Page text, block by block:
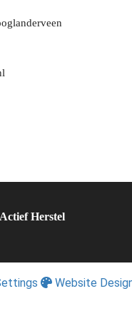
Herstel
Website